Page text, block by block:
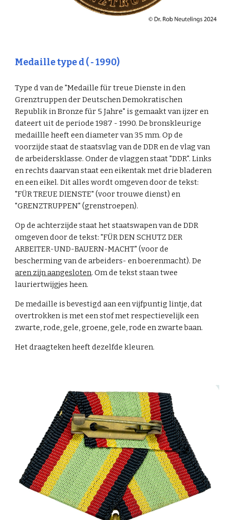
Medaille type d ( - 1990)
Type d van de "Medaille für treue Dienste in den
Grenztruppen der Deutschen Demokratischen
Republik in Bronze für 5 Jahre" is gemaakt van ijzer en
dateert uit de periode 1987 - 1990. De bronskleurige
medaillle heeft een diameter van 35 mm. Op de
voorzijde staat de staatsvlag van de DDR en de vlag van
de arbeidersklasse. Onder de vlaggen staat "DDR". Links
en rechts daarvan staat een eikentak met drie bladeren
en een eikel. Dit alles wordt omgeven door de tekst:
"FÜR TREUE DIENSTE" (voor trouwe dienst) en
"GRENZTRUPPEN" (grenstroepen).
Op de achterzijde staat het staatswapen van de DDR
omgeven door de tekst: "FÜR DEN SCHUTZ DER
ARBEITER-UND-BAUERN-MACHT" (voor de
bescherming van de arbeiders- en boerenmacht). De
aren zijn aangesloten. Om de tekst staan twee
lauriertwijgjes heen.
De medaille is bevestigd aan een vijfpuntig lintje, dat
overtrokken is met een stof met respectievelijk een
zwarte, rode, gele, groene, gele, rode en zwarte baan.
Het draagteken heeft dezelfde kleuren.